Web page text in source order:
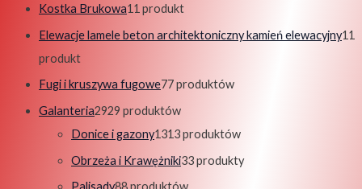
Kostka Brukowa11 produkt
Elewacje lamele beton architektoniczny kamień elewacyjny11
produkt
Fugi i kruszywa fugowe77 produktów
Galanteria2929 produktów
Donice i gazony1313 produktów
Obrzeża i Krawężniki33 produkty